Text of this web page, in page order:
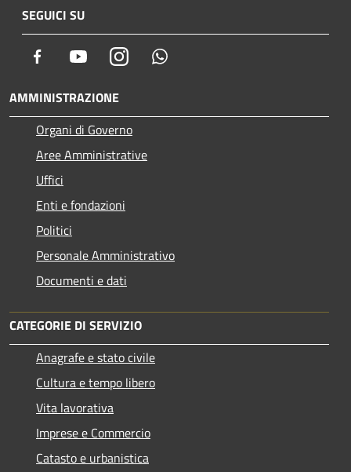
SEGUICI SU
Facebook YoutubeInstagram
AMMINISTRAZIONE
Organi di Governo
Aree Amministrative
Uffici
Enti e fondazioni
Politici
Personale Amministrativo
Documenti e dati
CATEGORIE DI SERVIZIO
Anagrafe e stato civile
Cultura e tempo libero
Vita lavorativa
Imprese e Commercio
Catasto e urbanistica